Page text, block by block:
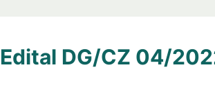
Edital DG/CZ 04/